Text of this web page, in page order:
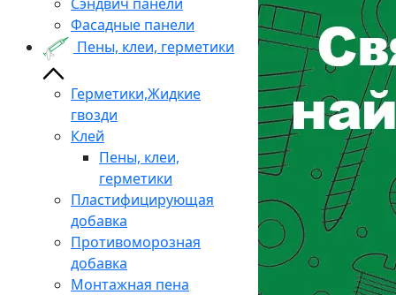
Фасадные панели
Пены, клеи, герметики
Герметики,Жидкие
гвозди
Клей
Пены, клеи,
герметики
Пластифицирующая
добавка
Противоморозная
добавка
Монтажная пена